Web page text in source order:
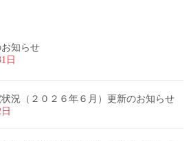
知らせ
日
況（２０２６年６月）更新のお知らせ